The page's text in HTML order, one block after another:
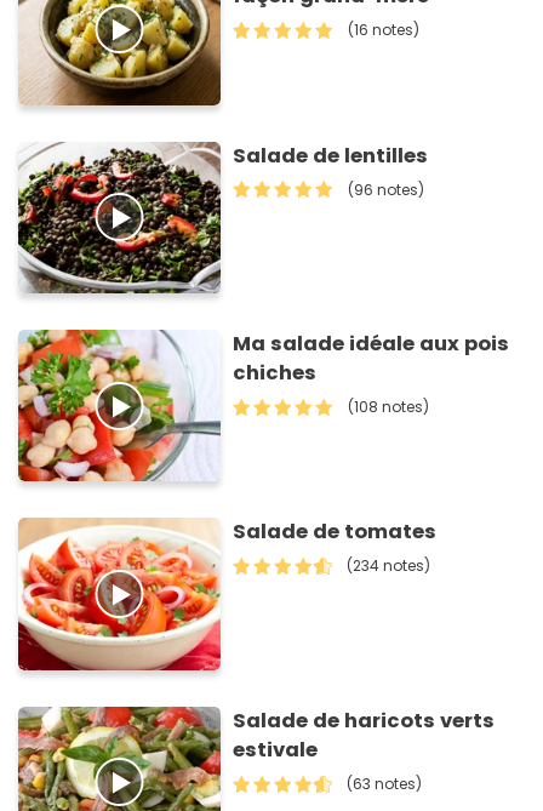
(16 notes)
Salade de lentilles
(96 notes)
Ma salade idéale aux pois
chiches
(108 notes)
Salade de tomates
(234 notes)
Salade de haricots verts
estivale
(63 notes)